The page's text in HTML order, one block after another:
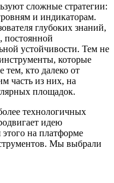
сложные стратегии:
и индикаторам.
глубоких знаний,
постоянной
устойчивости. Тем не
которые
тем, кто далеко от
часть из них, на
площадок.
технологичных
идею
на платформе
Мы выбрали